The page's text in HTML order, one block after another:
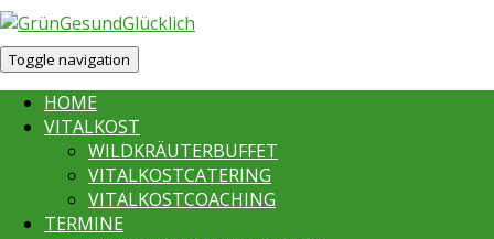
Toggle navigation
HOME
VITALKOST
WILDKRÄUTERBUFFET
VITALKOSTCATERING
VITALKOSTCOACHING
TERMINE